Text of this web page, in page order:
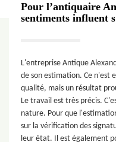
Pour l’antiquaire
sentiments influent
L'entreprise Antique
de son estimation. Ce n'est
qualité, mais un résultat
Le travail est très précis.
nature. Pour que
sur la vérification des
leur état. Il est également